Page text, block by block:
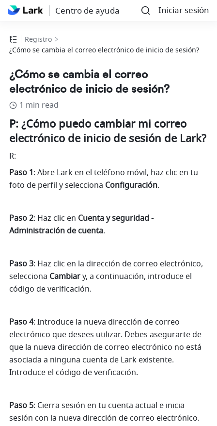
Centro de ayuda Iniciar sesión
Registro
¿Cómo se cambia el correo electrónico de inicio de sesión?
¿Cómo se cambia el correo
electrónico de inicio de sesión?
1 min read
P: ¿Cómo puedo cambiar mi correo
electrónico de inicio de sesión de Lark?
R:
Paso 1: Abre Lark en el teléfono móvil, haz clic en tu
foto de perfil y selecciona Configuración.
Paso 2: Haz clic en Cuenta y seguridad -
Administración de cuenta.
Paso 3: Haz clic en la dirección de correo electrónico,
selecciona Cambiar y, a continuación, introduce el
código de verificación.
Paso 4: Introduce la nueva dirección de correo
electrónico que desees utilizar. Debes asegurarte de
que la nueva dirección de correo electrónico no está
asociada a ninguna cuenta de Lark existente.
Introduce el código de verificación.
Paso 5: Cierra sesión en tu cuenta actual e inicia
sesión con la nueva dirección de correo electrónico.